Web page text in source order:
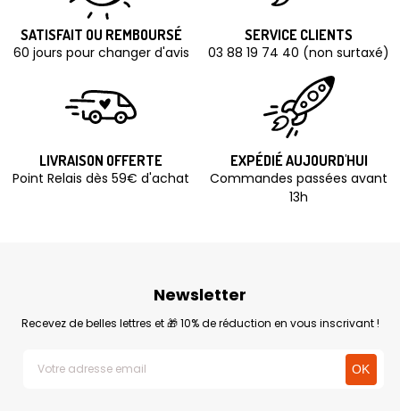
SATISFAIT OU REMBOURSÉ
60 jours pour changer d'avis
SERVICE CLIENTS
03 88 19 74 40 (non surtaxé)
LIVRAISON OFFERTE
Point Relais dès 59€ d'achat
EXPÉDIÉ AUJOURD'HUI
Commandes passées avant
13h
Newsletter
Recevez de belles lettres et 🎁 10% de réduction en vous inscrivant !